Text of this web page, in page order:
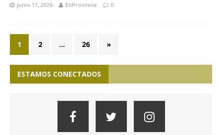
junio 11, 2026 EnProvincia 0
1 2 … 26 »
ESTAMOS CONECTADOS